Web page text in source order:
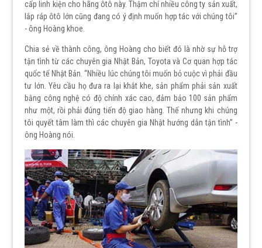
cấp linh kiện cho hãng ôtô này. Thậm chí nhiều công ty sản xuất,
lắp ráp ôtô lớn cũng đang có ý định muốn hợp tác với chúng tôi”
- ông Hoàng khoe.
Chia sẻ về thành công, ông Hoàng cho biết đó là nhờ sự hỗ trợ
tận tình từ các chuyên gia Nhật Bản, Toyota và Cơ quan hợp tác
quốc tế Nhật Bản. “Nhiều lúc chúng tôi muốn bỏ cuộc vì phải đầu
tư lớn. Yêu cầu họ đưa ra lại khắt khe, sản phẩm phải sản xuất
bằng công nghệ có độ chính xác cao, đảm bảo 100 sản phẩm
như một, rồi phải đúng tiến độ giao hàng. Thế nhưng khi chúng
tôi quyết tâm làm thì các chuyên gia Nhật hướng dẫn tận tình” -
ông Hoàng nói.